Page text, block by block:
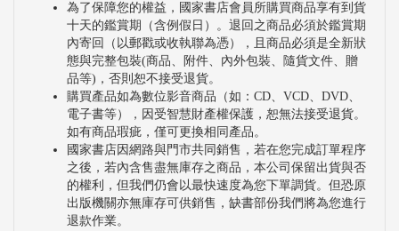
為了保障您的權益，國家書店會員所購買商品享有到貨
十天的鑑賞期（含例假日）。退回之商品必須於鑑賞期
內寄回（以郵戳或收執聯為憑），且商品必須是全新狀
態與完整包裝(商品、附件、內外包裝、隨貨文件、贈
品等)，否則恕不接受退貨。
購買產品如為數位影音商品（如：CD、VCD、DVD、
電子書等），因受智慧財產權保護，恕無法接受退貨。
如有商品瑕疵，僅可更換相同產品。
國家書店因網路與門市共同銷售，若在您完成訂單程序
之後，若內含售盡無庫存之商品，本公司保留出貨與否
的權利，但我們仍會以最快速度為您下單調貨。但恐原
出版機關亦無庫存可供銷售，缺書部份我們將為您進行
退款作業。